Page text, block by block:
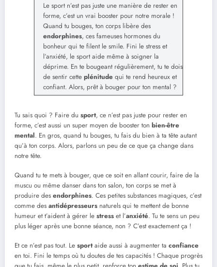
Le sport n’est pas juste une manière de rester en
forme, c’est un vrai booster pour notre morale !
Quand tu bouges, ton corps libère des
endorphines, ces fameuses hormones du
bonheur qui te filent le smile. Fini le stress et
l’anxiété, le sport aide même à soigner la
déprime. En te bougeant régulièrement, tu te dois
de sentir cette plénitude qui te rend heureux et
confiant. Alors, prêt à bouger pour ton mental ?
Tu sais quoi ? Faire du sport, ce n’est pas juste pour rester en
forme, c’est aussi un super moyen de booster ton bien-être
mental. En gros, quand tu bouges, tu fais du bien à ta tête autant
qu’à ton corps. Alors, parlons un peu de ce que ça change dans
notre tête.
Quand tu te mets à bouger, que ce soit en allant courir, faire de la
muscu ou même danser dans ton salon, ton corps se met à
produire des endorphines. Ces petites substances magiques, c’est
comme des antidépresseurs naturels qui te mettent de bonne
humeur et t’aident à gérer le stress et l’anxiété. Tu te sens un peu
plus léger après une bonne séance, non ? C’est exactement ça !
Et ce n’est pas tout. Le sportaide aussi à augmenter ta confiance
en toi. Fini le temps où tu doutes de tes capacités ! Chaque progrès